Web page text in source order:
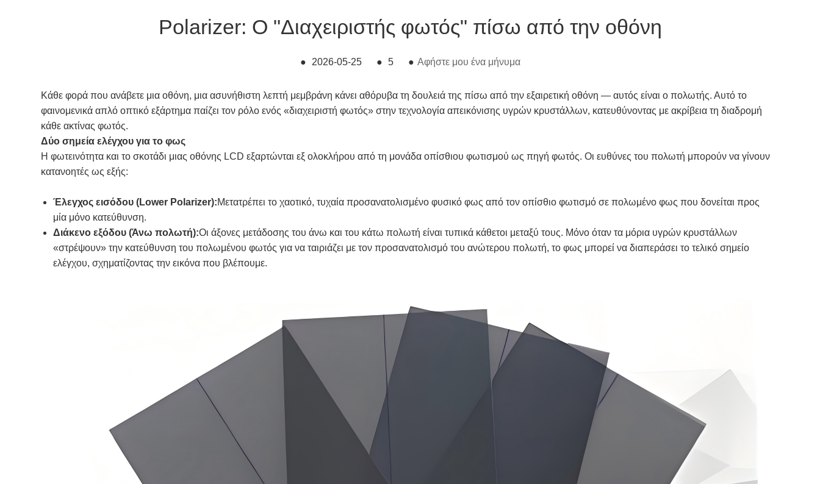
Polarizer: Ο "Διαχειριστής φωτός" πίσω από την οθόνη
● 2026-05-25 ● 5 ● Αφήστε μου ένα μήνυμα
Κάθε φορά που ανάβετε μια οθόνη, μια ασυνήθιστη λεπτή μεμβράνη κάνει αθόρυβα τη δουλειά της πίσω από την εξαιρετική οθόνη — αυτός είναι ο πολωτής. Αυτό το
φαινομενικά απλό οπτικό εξάρτημα παίζει τον ρόλο ενός «διαχειριστή φωτός» στην τεχνολογία απεικόνισης υγρών κρυστάλλων, κατευθύνοντας με ακρίβεια τη διαδρομή
κάθε ακτίνας φωτός.
Δύο σημεία ελέγχου για το φως
Η φωτεινότητα και το σκοτάδι μιας οθόνης LCD εξαρτώνται εξ ολοκλήρου από τη μονάδα οπίσθιου φωτισμού ως πηγή φωτός. Οι ευθύνες του πολωτή μπορούν να γίνουν
κατανοητές ως εξής:
Έλεγχος εισόδου (Lower Polarizer):Μετατρέπει το χαοτικό, τυχαία προσανατολισμένο φυσικό φως από τον οπίσθιο φωτισμό σε πολωμένο φως που δονείται προς
μία μόνο κατεύθυνση.
Διάκενο εξόδου (Άνω πολωτή):Οι άξονες μετάδοσης του άνω και του κάτω πολωτή είναι τυπικά κάθετοι μεταξύ τους. Μόνο όταν τα μόρια υγρών κρυστάλλων
«στρέψουν» την κατεύθυνση του πολωμένου φωτός για να ταιριάζει με τον προσανατολισμό του ανώτερου πολωτή, το φως μπορεί να διαπεράσει το τελικό σημείο
ελέγχου, σχηματίζοντας την εικόνα που βλέπουμε.